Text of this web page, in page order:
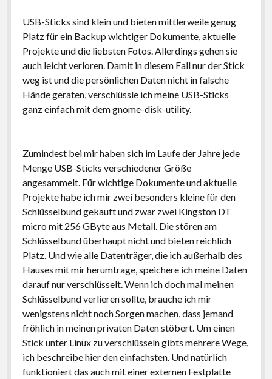
USB-Sticks sind klein und bieten mittlerweile genug
Platz für ein Backup wichtiger Dokumente, aktuelle
Projekte und die liebsten Fotos. Allerdings gehen sie
auch leicht verloren. Damit in diesem Fall nur der Stick
weg ist und die persönlichen Daten nicht in falsche
Hände geraten, verschlüssle ich meine USB-Sticks
ganz einfach mit dem gnome-disk-utility.
Zumindest bei mir haben sich im Laufe der Jahre jede
Menge USB-Sticks verschiedener Größe
angesammelt. Für wichtige Dokumente und aktuelle
Projekte habe ich mir zwei besonders kleine für den
Schlüsselbund gekauft und zwar zwei Kingston DT
micro mit 256 GByte aus Metall. Die stören am
Schlüsselbund überhaupt nicht und bieten reichlich
Platz. Und wie alle Datenträger, die ich außerhalb des
Hauses mit mir herumtrage, speichere ich meine Daten
darauf nur verschlüsselt. Wenn ich doch mal meinen
Schlüsselbund verlieren sollte, brauche ich mir
wenigstens nicht noch Sorgen machen, dass jemand
fröhlich in meinen privaten Daten stöbert. Um einen
Stick unter Linux zu verschlüsseln gibts mehrere Wege,
ich beschreibe hier den einfachsten. Und natürlich
funktioniert das auch mit einer externen Festplatte